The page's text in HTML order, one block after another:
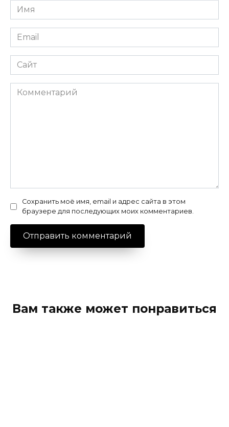
Имя
*
Email
*
Сайт
Комментарий
Сохранить моё имя, email и адрес сайта в этом
браузере для последующих моих комментариев.
Вам также может понравиться